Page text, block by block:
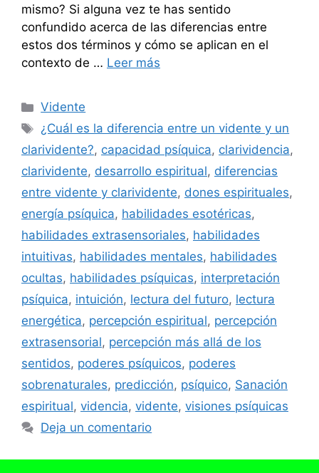
mismo? Si alguna vez te has sentido
confundido acerca de las diferencias entre
estos dos términos y cómo se aplican en el
contexto de … Leer más
Categorías
Vidente
Etiquetas
¿Cuál es la diferencia entre un vidente y un
clarividente?, capacidad psíquica, clarividencia,
clarividente, desarrollo espiritual, diferencias
entre vidente y clarividente, dones espirituales,
energía psíquica, habilidades esotéricas,
habilidades extrasensoriales, habilidades
intuitivas, habilidades mentales, habilidades
ocultas, habilidades psíquicas, interpretación
psíquica, intuición, lectura del futuro, lectura
energética, percepción espiritual, percepción
extrasensorial, percepción más allá de los
sentidos, poderes psíquicos, poderes
sobrenaturales, predicción, psíquico, Sanación
espiritual, videncia, vidente, visiones psíquicas
Deja un comentario